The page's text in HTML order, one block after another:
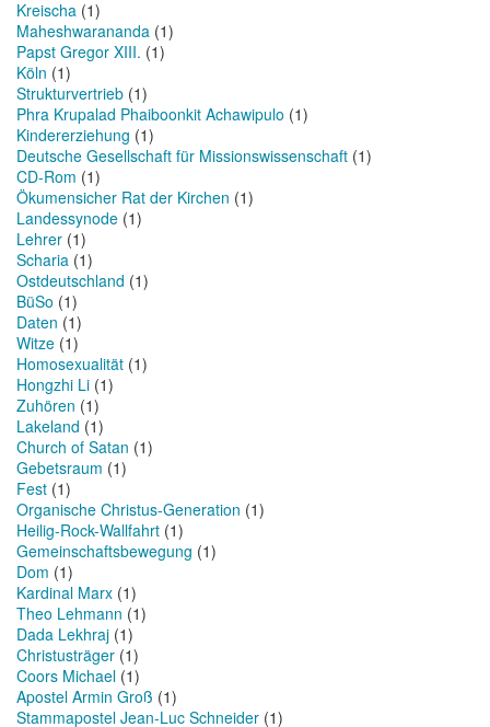
Kreischa (1)
Maheshwarananda (1)
Papst Gregor XIII. (1)
Köln (1)
Strukturvertrieb (1)
Phra Krupalad Phaiboonkit Achawipulo (1)
Kindererziehung (1)
Deutsche Gesellschaft für Missionswissenschaft (1)
CD-Rom (1)
Ökumensicher Rat der Kirchen (1)
Landessynode (1)
Lehrer (1)
Scharia (1)
Ostdeutschland (1)
BüSo (1)
Daten (1)
Witze (1)
Homosexualität (1)
Hongzhi Li (1)
Zuhören (1)
Lakeland (1)
Church of Satan (1)
Gebetsraum (1)
Fest (1)
Organische Christus-Generation (1)
Heilig-Rock-Wallfahrt (1)
Gemeinschaftsbewegung (1)
Dom (1)
Kardinal Marx (1)
Theo Lehmann (1)
Dada Lekhraj (1)
Christusträger (1)
Coors Michael (1)
Apostel Armin Groß (1)
Stammapostel Jean-Luc Schneider (1)